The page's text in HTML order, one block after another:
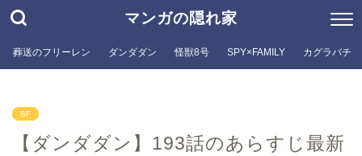
マンガの隠れ家
葬送のフリーレン ダンダダン 怪獣8号 SPY×FAMILY カグラバチ
SF
【ダンダダン】193話のあらすじ最新